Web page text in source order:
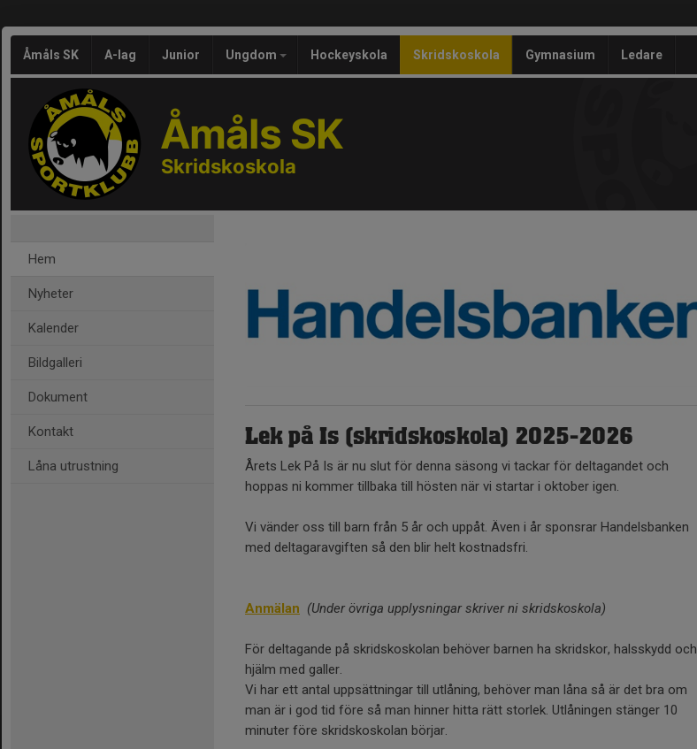
Åmåls SK A-lag Junior Ungdom Hockeyskola Skridskoskola Gymnasium Ledare
Åmåls SK
Skridskoskola
Hem
Nyheter
Kalender
Bildgalleri
Dokument
Kontakt
Låna utrustning
Lek på Is (skridskoskola) 2025-2026
Årets Lek På Is är nu slut för denna säsong vi tackar för deltagandet och
hoppas ni kommer tillbaka till hösten när vi startar i oktober igen.
Vi vänder oss till barn från 5 år och uppåt. Även i år sponsrar Handelsbanken
med deltagaravgiften så den blir helt kostnadsfri.
Anmälan (Under övriga upplysningar skriver ni skridskoskola)
För deltagande på skridskoskolan behöver barnen ha skridskor, halsskydd och
hjälm med galler.
Vi har ett antal uppsättningar till utlåning, behöver man låna så är det bra om
man är i god tid före så man hinner hitta rätt storlek. Utlåningen stänger 10
minuter före skridskoskolan börjar.